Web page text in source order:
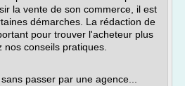
la vente de son commerce, il est
démarches. La rédaction de
pour trouver l'acheteur plus
conseils pratiques.
passer par une agence...